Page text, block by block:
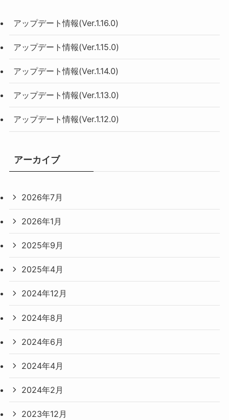
アップデート情報(Ver.1.16.0)
アップデート情報(Ver.1.15.0)
アップデート情報(Ver.1.14.0)
アップデート情報(Ver.1.13.0)
アップデート情報(Ver.1.12.0)
アーカイブ
2026年7月
2026年1月
2025年9月
2025年4月
2024年12月
2024年8月
2024年6月
2024年4月
2024年2月
2023年12月